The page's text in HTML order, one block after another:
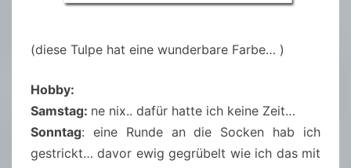
(diese Tulpe hat eine wunderbare Farbe… )
Hobby:
Samstag: ne nix.. dafür hatte ich keine Zeit…
Sonntag: eine Runde an die Socken hab ich
gestrickt… davor ewig gegrübelt wie ich das mit